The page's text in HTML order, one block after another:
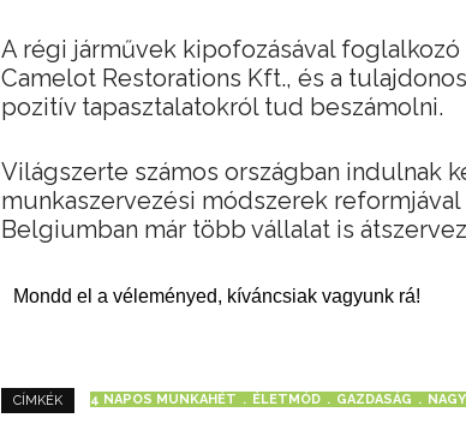
A régi járművek kipofozásával foglalkozó
Camelot Restorations Kft., és a
pozitív tapasztalatokról tud beszámolni.
Világszerte számos országban indulnak
munkaszervezési módszerek
Belgiumban már több vállalat is
Mondd el a véleményed, kíváncsiak vagyunk rá!
CÍMKÉK 4 NAPOS MUNKAHÉT ÉLETMÓD GAZDASÁG